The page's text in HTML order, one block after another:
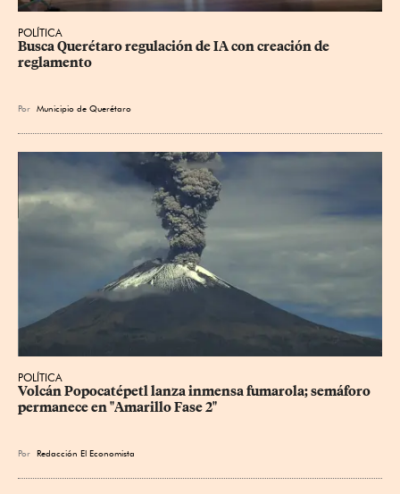
POLÍTICA
Busca Querétaro regulación de IA con creación de
reglamento
Por Municipio de Querétaro
POLÍTICA
Volcán Popocatépetl lanza inmensa fumarola; semáforo
permanece en "Amarillo Fase 2"
Por Redacción El Economista